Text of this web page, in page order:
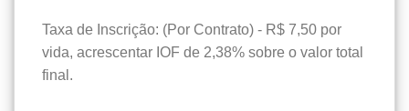
Taxa de Inscrição: (Por Contrato) - R$ 7,50 por
vida, acrescentar IOF de 2,38% sobre o valor total
final.